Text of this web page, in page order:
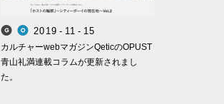
Smappa! Group
OPUST
20 19 - 11 - 15
カルチャーwebマガジンQeticのOPUST
青山礼満連載コラムが更新されまし
た。